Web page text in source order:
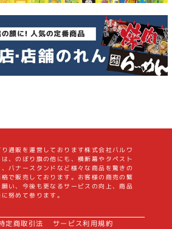
り通販を運営しております株式会社バルワ
は、のぼり旗の他にも、横断幕やタペスト
、バナースタンドなど様々な商品を驚きの
格で販売しております。お客様の商売の繁
願い、今後も更なるサービスの向上、商品
努めて参ります。
定商取引法 サービス利用規約